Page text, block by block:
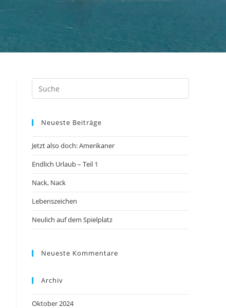
Neueste Beiträge
Jetzt also doch: Amerikaner
Endlich Urlaub – Teil 1
Nack, Nack
Lebenszeichen
Neulich auf dem Spielplatz
Neueste Kommentare
Archiv
Oktober 2024